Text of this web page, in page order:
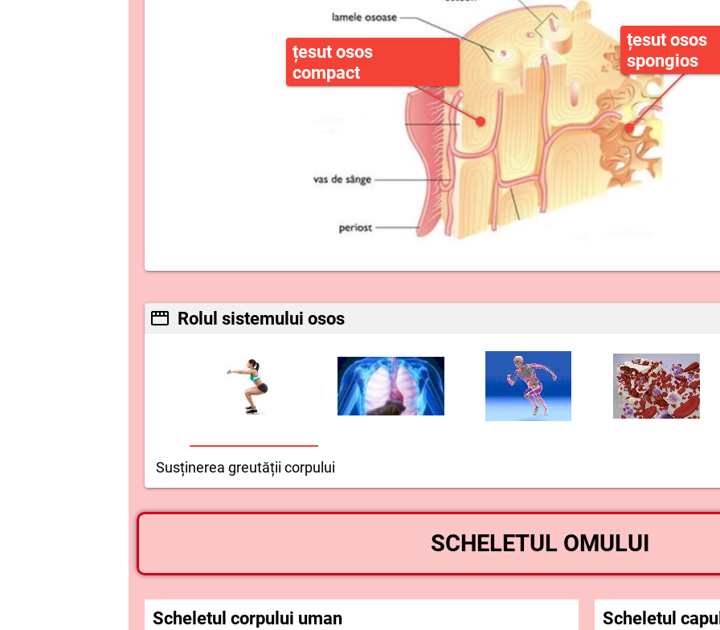
țesut osos
compact
țesut osos
spongios
Rolul sistemului osos
Susținerea greutății corpului
SCHELETUL OMULUI
Scheletul corpului uman Scheletul